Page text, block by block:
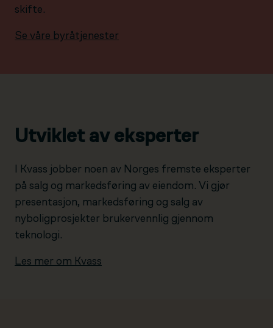
skifte.
Se våre byråtjenester
Utviklet av eksperter
I Kvass jobber noen av Norges fremste eksperter
på salg og markedsføring av eiendom. Vi gjør
presentasjon, markedsføring og salg av
nyboligprosjekter brukervennlig gjennom
teknologi.
Les mer om Kvass